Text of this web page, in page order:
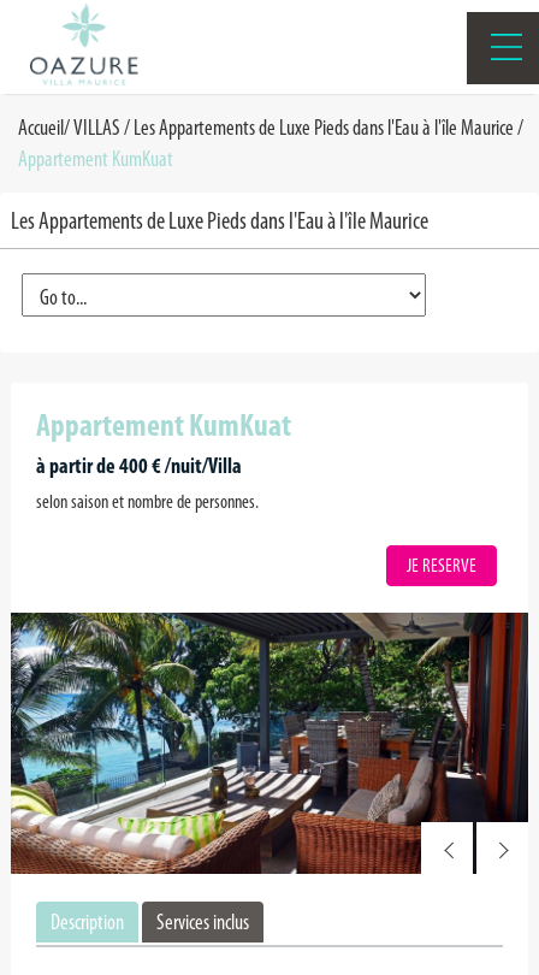
Accueil/VILLAS/Les Appartements de Luxe Pieds dans l'Eau à l'île Maurice/
Appartement KumKuat
Les Appartements de Luxe Pieds dans l'Eau à l'île Maurice
Appartement KumKuat
à partir de 400 € /nuit/Villa
selon saison et nombre de personnes.
JE RESERVE
Description Services inclus